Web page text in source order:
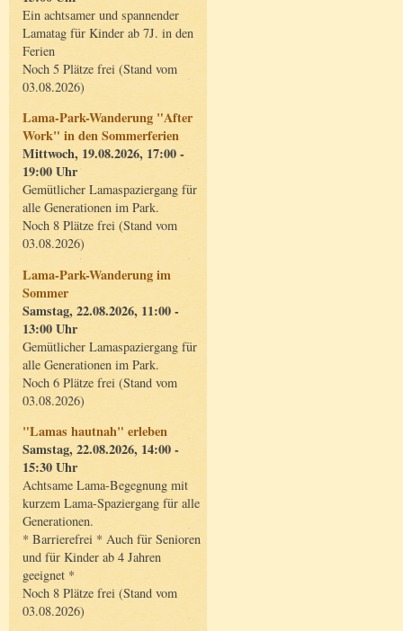
Ein achtsamer und spannender
Lamatag für Kinder ab 7J. in den
Ferien
Noch 5 Plätze frei (Stand vom
03.08.2026)
Lama-Park-Wanderung "After
Work" in den Sommerferien
Mittwoch, 19.08.2026, 17:00 -
19:00 Uhr
Gemütlicher Lamaspaziergang für
alle Generationen im Park.
Noch 8 Plätze frei (Stand vom
03.08.2026)
Lama-Park-Wanderung im
Sommer
Samstag, 22.08.2026, 11:00 -
13:00 Uhr
Gemütlicher Lamaspaziergang für
alle Generationen im Park.
Noch 6 Plätze frei (Stand vom
03.08.2026)
"Lamas hautnah" erleben
Samstag, 22.08.2026, 14:00 -
15:30 Uhr
Achtsame Lama-Begegnung mit
kurzem Lama-Spaziergang für alle
Generationen.
* Barrierefrei * Auch für Senioren
und für Kinder ab 4 Jahren
geeignet *
Noch 8 Plätze frei (Stand vom
03.08.2026)